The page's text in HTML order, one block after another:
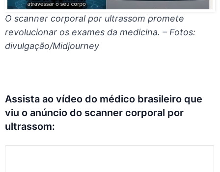
O scanner corporal por ultrassom promete
revolucionar os exames da medicina. – Fotos:
divulgação/Midjourney
Assista ao vídeo do médico brasileiro que
viu o anúncio do scanner corporal por
ultrassom: